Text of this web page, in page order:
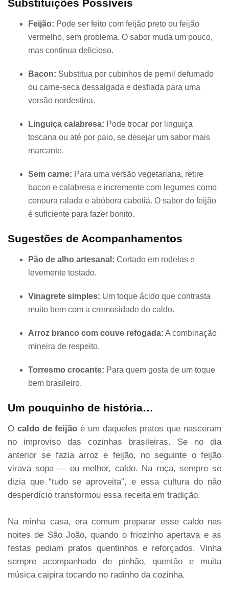
Substituições Possíveis
Feijão: Pode ser feito com feijão preto ou feijão
vermelho, sem problema. O sabor muda um pouco,
mas continua delicioso.
Bacon: Substitua por cubinhos de pernil defumado
ou carne-seca dessalgada e desfiada para uma
versão nordestina.
Linguiça calabresa: Pode trocar por linguiça
toscana ou até por paio, se desejar um sabor mais
marcante.
Sem carne: Para uma versão vegetariana, retire
bacon e calabresa e incremente com legumes como
cenoura ralada e abóbora cabotiá. O sabor do feijão
é suficiente para fazer bonito.
Sugestões de Acompanhamentos
Pão de alho artesanal: Cortado em rodelas e
levemente tostado.
Vinagrete simples: Um toque ácido que contrasta
muito bem com a cremosidade do caldo.
Arroz branco com couve refogada: A combinação
mineira de respeito.
Torresmo crocante: Para quem gosta de um toque
bem brasileiro.
Um pouquinho de história…
O caldo de feijão é um daqueles pratos que nasceram
no improviso das cozinhas brasileiras. Se no dia
anterior se fazia arroz e feijão, no seguinte o feijão
virava sopa — ou melhor, caldo. Na roça, sempre se
dizia que “tudo se aproveita”, e essa cultura do não
desperdício transformou essa receita em tradição.
Na minha casa, era comum preparar esse caldo nas
noites de São João, quando o friozinho apertava e as
festas pediam pratos quentinhos e reforçados. Vinha
sempre acompanhado de pinhão, quentão e muita
música caipira tocando no radinho da cozinha.